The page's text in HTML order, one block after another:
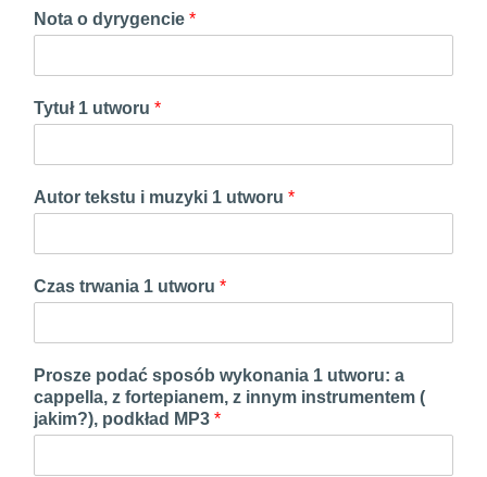
Nota o dyrygencie *
Tytuł 1 utworu *
Autor tekstu i muzyki 1 utworu *
Czas trwania 1 utworu *
Prosze podać sposób wykonania 1 utworu: a
cappella, z fortepianem, z innym instrumentem (
jakim?), podkład MP3 *